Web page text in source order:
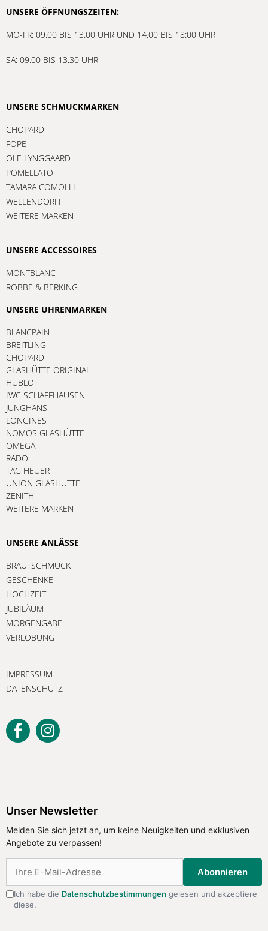
UNSERE ÖFFNUNGSZEITEN:
MO-FR: 09.00 BIS 13.00 UHR UND 14.00 BIS 18:00 UHR
SA: 09.00 BIS 13.30 UHR
UNSERE SCHMUCKMARKEN
CHOPARD
FOPE
OLE LYNGGAARD
POMELLATO
TAMARA COMOLLI
WELLENDORFF
WEITERE MARKEN
UNSERE ACCESSOIRES
MONTBLANC
ROBBE & BERKING
UNSERE UHRENMARKEN
BLANCPAIN
BREITLING
CHOPARD
GLASHÜTTE ORIGINAL
HUBLOT
IWC SCHAFFHAUSEN
JUNGHANS
LONGINES
NOMOS GLASHÜTTE
OMEGA
RADO
TAG HEUER
UNION GLASHÜTTE
ZENITH
WEITERE MARKEN
UNSERE ANLÄSSE
BRAUTSCHMUCK
GESCHENKE
HOCHZEIT
JUBILÄUM
MORGENGABE
VERLOBUNG
IMPRESSUM
DATENSCHUTZ
Unser Newsletter
Melden Sie sich jetzt an, um keine Neuigkeiten und exklusiven
Angebote zu verpassen!
Abonnieren
Ich habe die Datenschutzbestimmungen gelesen und akzeptiere
diese.